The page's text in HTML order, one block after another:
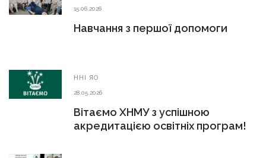
15.06.2026
Навчання з першої допомоги
ННІ ЯО
28.05.2026
Вітаємо ХНМУ з успішною
акредитацією освітніх програм!